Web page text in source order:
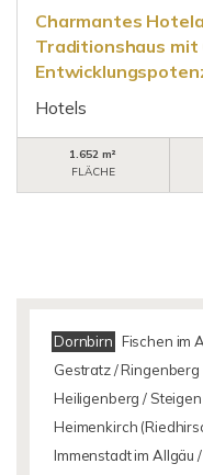
Charmantes
Traditionshaus mit
Hotels
1.652 m²
FLÄCHE
Dornbirn Fischen im
Gestratz / Ringenberg
Heiligenberg / Steigen
Heimenkirch
Immenstadt im Allgäu